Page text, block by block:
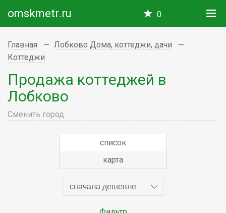
omskmetr.ru 0
Главная
Лобково Дома, коттеджи, дачи
Коттеджи
Продажа коттеджей в
Лобково
Сменить город
список
карта
сначала дешевле